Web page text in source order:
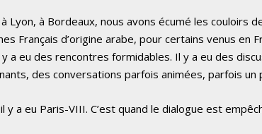
Lyon, à Bordeaux, nous avons écumé les couloirs
Français d’origine arabe, pour certains venus en
a eu des rencontres formidables. Il y a eu des
des conversations parfois animées, parfois
y a eu Paris-VIII. C’est quand le dialogue est